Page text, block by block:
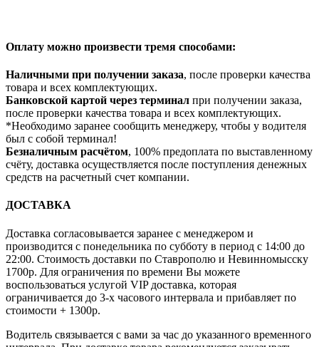
Оплату можно произвести тремя способами:
Наличными при получении заказа, после проверки качества
товара и всех комплектующих.
Банковской картой через терминал при получении заказа,
после проверки качества товара и всех комплектующих.
*Необходимо заранее сообщить менеджеру, чтобы у водителя
был с собой терминал!
Безналичным расчётом, 100% предоплата по выставленному
счёту, доставка осуществляется после поступления денежных
средств на расчетный счет компании.
ДОСТАВКА
Доставка согласовывается заранее с менеджером и
производится с понедельника по субботу в период с 14:00 до
22:00. Стоимость доставки по Ставрополю и Невинномысску
1700р. Для ограничения по времени Вы можете
воспользоваться услугой VIP доставка, которая
ограничивается до 3-х часового интервала и прибавляет по
стоимости + 1300р.
Водитель связывается с вами за час до указанного временного